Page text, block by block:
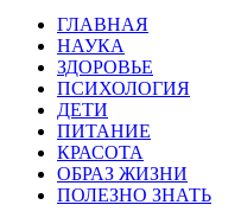
ГЛАВНАЯ
НАУКА
ЗДОРОВЬЕ
ПСИХОЛОГИЯ
ДЕТИ
ПИТАНИЕ
КРАСОТА
ОБРАЗ ЖИЗНИ
ПОЛЕЗНО ЗНАТЬ